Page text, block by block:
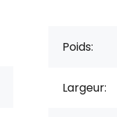
Poids:
Largeur: